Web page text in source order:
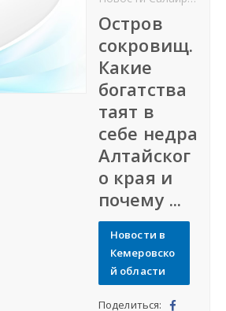
Остров
сокровищ.
Какие
богатства
таят в
себе недра
Алтайског
о края и
почему ...
Новости в
Кемеровско
й области
Поделиться: